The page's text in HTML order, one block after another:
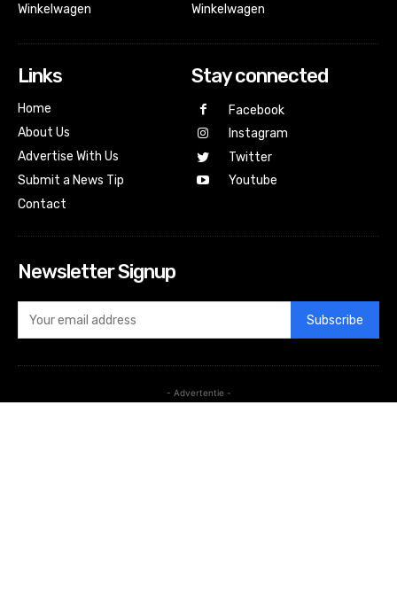
Winkelwagen
Winkelwagen
Links
Home
About Us
Advertise With Us
Submit a News Tip
Contact
Stay connected
Facebook
Instagram
Twitter
Youtube
Newsletter Signup
Subscribe
- Advertentie -